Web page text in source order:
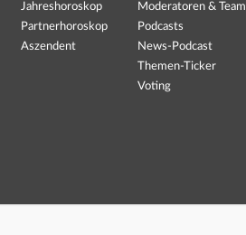
Jahreshoroskop
Partnerhoroskop
Aszendent
Moderatoren & Team
Podcasts
News-Podcast
Themen-Ticker
Voting